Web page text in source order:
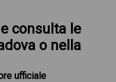
consulta le
o nella
ufficiale